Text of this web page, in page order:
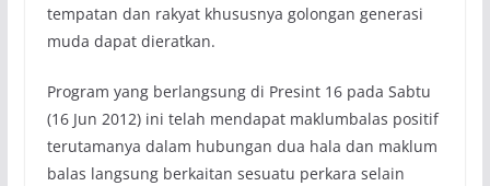
tempatan dan rakyat khususnya golongan generasi
muda dapat dieratkan.
Program yang berlangsung di Presint 16 pada Sabtu
(16 Jun 2012) ini telah mendapat maklumbalas positif
terutamanya dalam hubungan dua hala dan maklum
balas langsung berkaitan sesuatu perkara selain